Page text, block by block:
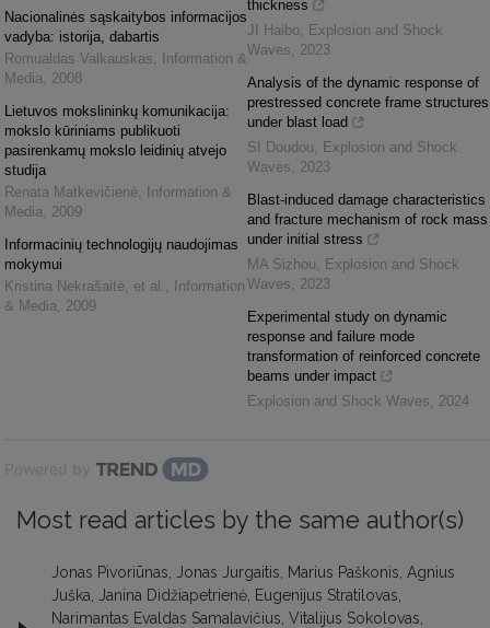
Nacionalinės sąskaitybos informacijos
vadyba: istorija, dabartis
Romualdas Valkauskas,
Information &
Media, 2008
Lietuvos mokslininkų komunikacija:
mokslo kūriniams publikuoti
pasirenkamų mokslo leidinių atvejo
studija
Renata Matkevičienė,
Information &
Media, 2009
Informacinių technologijų naudojimas
mokymui
Kristina Nekrašaitė, et al. ,
Information
& Media, 2009
thickness
JI Haibo, Explosion and Shock
Waves, 2023
Analysis of the dynamic response of
prestressed concrete frame structures
under blast load
SI Doudou, Explosion and Shock
Waves, 2023
Blast-induced damage characteristics
and fracture mechanism of rock mass
under initial stress
MA Sizhou, Explosion and Shock
Waves, 2023
Experimental study on dynamic
response and failure mode
transformation of reinforced concrete
beams under impact
Explosion and Shock Waves, 2024
Powered by
Most read articles by the same author(s)
Jonas Pivoriūnas, Jonas Jurgaitis, Marius Paškonis, Agnius
Juška, Janina Didžiapetrienė, Eugenijus Stratilovas,
Narimantas Evaldas Samalavičius, Vitalijus Sokolovas,